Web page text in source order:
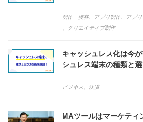
制作・接客、 アプリ制作、 アプ
クリエイティブ制作
キャッシュレス化は今
シュレス端末の種類と
ビジネス 決済
MAツールはマーケティ